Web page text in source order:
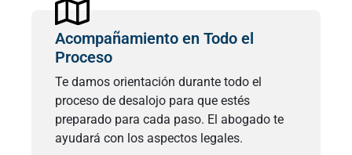
Acompañamiento en Todo el
Proceso
Te damos orientación durante todo el
proceso de desalojo para que estés
preparado para cada paso. El abogado te
ayudará con los aspectos legales.